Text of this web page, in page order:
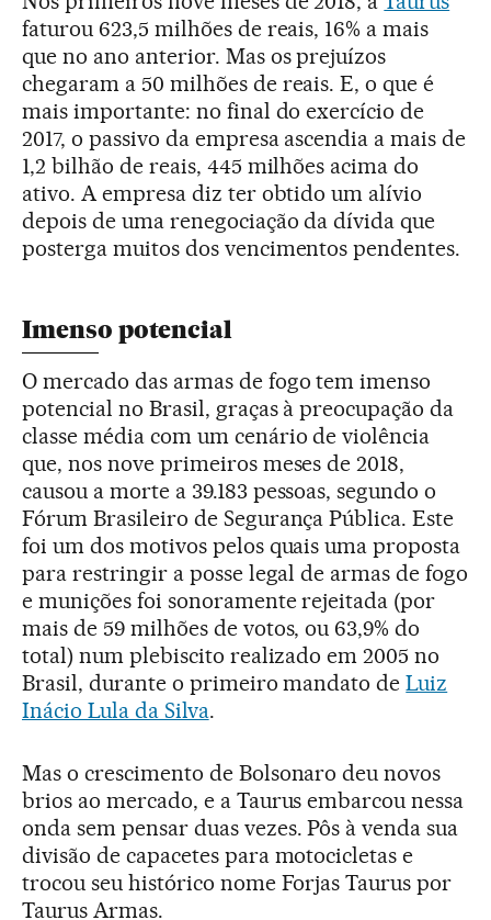
faturou 623,5 milhões de reais, 16% a mais
que no ano anterior. Mas os prejuízos
chegaram a 50 milhões de reais. E, o que é
mais importante: no final do exercício de
2017, o passivo da empresa ascendia a mais de
1,2 bilhão de reais, 445 milhões acima do
ativo. A empresa diz ter obtido um alívio
depois de uma renegociação da dívida que
posterga muitos dos vencimentos pendentes.
Imenso potencial
O mercado das armas de fogo tem imenso
potencial no Brasil, graças à preocupação da
classe média com um cenário de violência
que, nos nove primeiros meses de 2018,
causou a morte a 39.183 pessoas, segundo o
Fórum Brasileiro de Segurança Pública. Este
foi um dos motivos pelos quais uma proposta
para restringir a posse legal de armas de fogo
e munições foi sonoramente rejeitada (por
mais de 59 milhões de votos, ou 63,9% do
total) num plebiscito realizado em 2005 no
Brasil, durante o primeiro mandato deLuiz
Inácio Lula da Silva.
Mas o crescimento de Bolsonaro deu novos
brios ao mercado, e a Taurus embarcou nessa
onda sem pensar duas vezes. Pôs à venda sua
divisão de capacetes para motocicletas e
trocou seu histórico nome Forjas Taurus por
Taurus Armas.